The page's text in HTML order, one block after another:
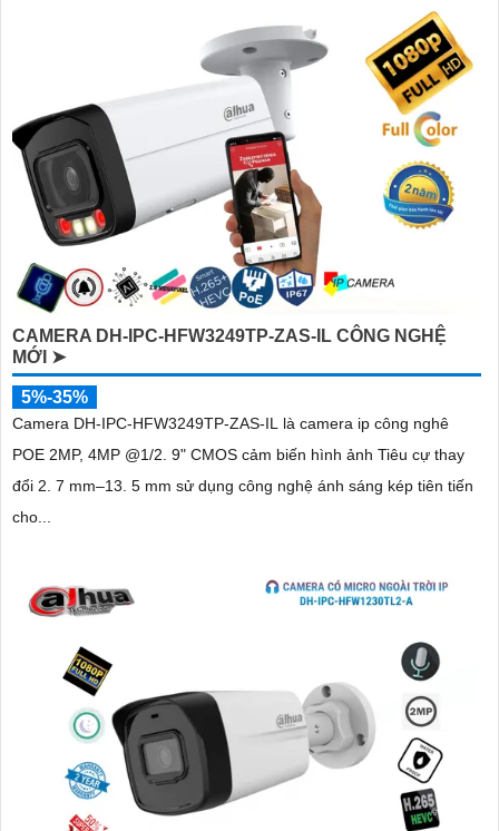
CAMERA DH-IPC-HFW3249TP-ZAS-IL CÔNG NGHỆ
MỚI ➤
5%-35%
Camera DH-IPC-HFW3249TP-ZAS-IL là camera ip công nghê
POE 2MP, 4MP @1/2. 9" CMOS cảm biến hình ảnh Tiêu cự thay
đổi 2. 7 mm–13. 5 mm sử dụng công nghệ ánh sáng kép tiên tiến
cho...